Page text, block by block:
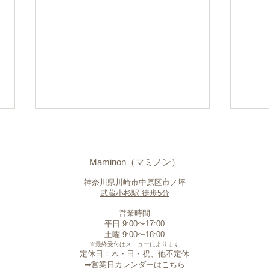
敏感肌でも眉WAXはできる？
肌に配慮した眉WAXをご提案
します
Maminon（マミノン）
神奈川県川崎市中原区市ノ坪
武蔵小杉駅 徒歩5分
営業時間
平日 9:00〜17:00
​土曜 9:00〜18:00
※最終受付はメニューによります
定休日：木・日・祝、他不定休
​➡︎営業日カレンダーはこちら